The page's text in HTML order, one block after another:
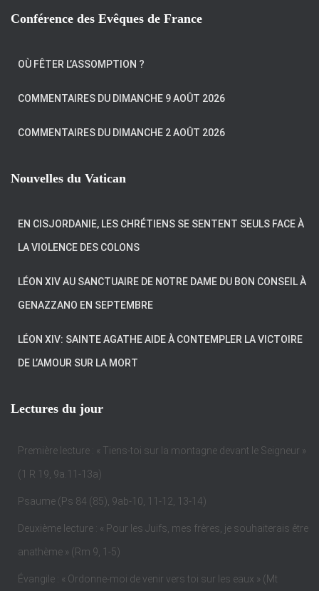
Conférence des Evêques de France
OÙ FÊTER L’ASSOMPTION ?
COMMENTAIRES DU DIMANCHE 9 AOÛT 2026
COMMENTAIRES DU DIMANCHE 2 AOÛT 2026
Nouvelles du Vatican
EN CISJORDANIE, LES CHRÉTIENS SE SENTENT SEULS FACE À
LA VIOLENCE DES COLONS
LÉON XIV AU SANCTUAIRE DE NOTRE DAME DU BON CONSEIL À
GENAZZANO EN SEPTEMBRE
LÉON XIV: SAINTE AGATHE AIDE À CONTEMPLER LA VICTOIRE
DE L’AMOUR SUR LA MORT
Lectures du jour
Première lecture : « Tiens-toi sur la montagne devant le Seigneur »
(1 R 19, 9a.11-13a)
Psaume (Ps 84 (85), 9ab-10, 11-12, 13-14)
Deuxième lecture : « Pour les Juifs, mes frères, je souhaiterais être
anathème » (Rm 9, 1-5)
Évangile : « Ordonne-moi de venir vers toi sur les eaux » (Mt